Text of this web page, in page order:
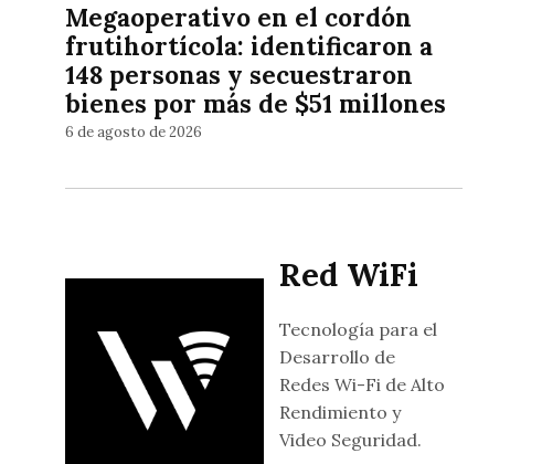
Megaoperativo en el cordón
frutihortícola: identificaron a
148 personas y secuestraron
bienes por más de $51 millones
6 de agosto de 2026
Red WiFi
Tecnología para el
Desarrollo de
Redes Wi-Fi de Alto
Rendimiento y
Video Seguridad.